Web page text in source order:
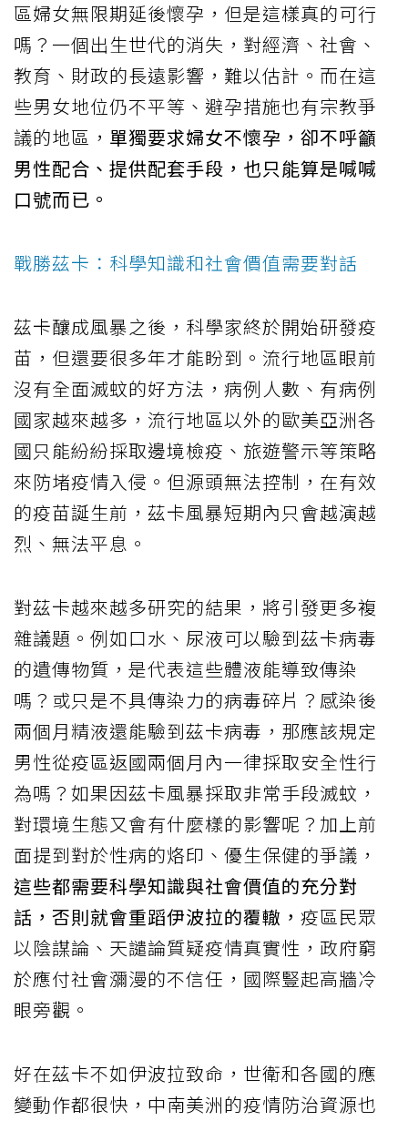
區婦女無限期延後懷孕，但是這樣真的可行
嗎？一個出生世代的消失，對經濟、社會、
教育、財政的長遠影響，難以估計。而在這
些男女地位仍不平等、避孕措施也有宗教爭
議的地區， 單獨要求婦女不懷孕，卻不呼籲
男性配合、提供配套手段，也只能算是喊喊
口號而已。
戰勝茲卡：科學知識和社會價值需要對話
茲卡釀成風暴之後，科學家終於開始研發疫
苗，但還要很多年才能盼到。流行地區眼前
沒有全面滅蚊的好方法，病例人數、有病例
國家越來越多，流行地區以外的歐美亞洲各
國只能紛紛採取邊境檢疫、旅遊警示等策略
來防堵疫情入侵。但源頭無法控制，在有效
的疫苗誕生前，茲卡風暴短期內只會越演越
烈、無法平息。
對茲卡越來越多研究的結果，將引發更多複
雜議題。例如口水、尿液可以驗到茲卡病毒
的遺傳物質，是代表這些體液能導致傳染
嗎？或只是不具傳染力的病毒碎片？感染後
兩個月精液還能驗到茲卡病毒，那應該規定
男性從疫區返國兩個月內一律採取安全性行
為嗎？如果因茲卡風暴採取非常手段滅蚊，
對環境生態又會有什麼樣的影響呢？加上前
面提到對於性病的烙印、優生保健的爭議，
這些都需要科學知識與社會價值的充分對
話，否則就會重蹈伊波拉的覆轍， 疫區民眾
以陰謀論、天譴論質疑疫情真實性，政府窮
於應付社會瀰漫的不信任，國際豎起高牆冷
眼旁觀。
好在茲卡不如伊波拉致命，世衛和各國的應
變動作都很快，中南美洲的疫情防治資源也